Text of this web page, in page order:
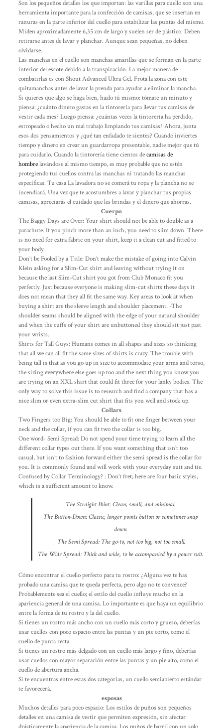
Son los pequeños detalles los que importan: las varillas para cuello son una
herramienta importante para la confección de camisas, que se insertan en
ranuras en la parte inferior del cuello para estabilizar las puntas del mismo.
Miden aproximadamente 6,35 cm de largo y suelen ser de plástico. Deben
retirarse antes de lavar y planchar. Aunque sean pequeñas, no deben
olvidarse.
Las manchas en el cuello son manchas amarillas que se forman en la parte
interior del escote debido a la transpiración. La mejor manera de
combatirlas es con Shout Advanced Ultra Gel. Frota la zona con este
quitamanchas antes de lavar la prenda para ayudar a eliminar la mancha.
Si quieres que algo se haga bien, hazlo tú mismo: tómate un minuto y
piensa: ¿cuánto dinero gastas en la tintorería para llevar tus camisas de
vestir cada mes? Luego piensa: ¿cuántas veces la tintorería ha perdido,
estropeado o hecho un mal trabajo limpiando tus camisas? Ahora, junta
esos dos pensamientos y ¿qué tan enfadado te sientes? Cuando inviertes
tiempo y dinero en crear un guardarropa presentable, nadie mejor que tú
para cuidarlo. Cuando la tintorería tiene cientos decamisas de
hombrelavándose al mismo tiempo, es muy probable que no estén
protegiendo tus cuellos contra las manchas ni tratando las manchas
específicas. Tu casa La lavadora no se comerá tu ropa y la plancha no se
incendiará. Una vez que te acostumbres a lavar y planchar tus propias
camisas, apreciarás el cuidado que les brindas y el dinero que ahorras.
Cuerpo
The Baggy Days are Over: Your shirt should not be able to double as a
parachute. If you pinch more than an inch, you need to slim down. There
is no need for extra fabric on your shirt, keep it a clean cut and fitted to
your body.
Don’t be Fooled by a Title: Don’t make the mistake of going into Calvin
Klein asking for a Slim-Cut shirt and leaving without trying it on
because the last Slim-Cut shirt you got from Club Monaco fit you
perfectly. Just because everyone is making slim-cut shirts these days it
does not mean that they all fit the same way. Key areas to look at when
buying a shirt are the sleeve length and shoulder placement. -The
shoulder seams should be aligned with the edge of your natural shoulder
and when the cuffs of your shirt are unbuttoned they should sit just past
your wrists.
Shirts for Tall Guys: Humans comes in all shapes and sizes so thinking
that all we can all fit the same sizes of shirts is crazy. The trouble with
being tall is that as you go up in size to accommodate your arms and torso,
the sizing everywhere else goes up too and the next thing you know you
are trying on an XXL shirt that could fit three for your lanky bodies. The
only way to solve this issue is to research and find a company that has a
nice slim or even extra-slim cut shirt that fits you well and stock up.
Collars
Two Fingers too Big: You should be able to fit one finger between your
neck and the collar, if you can fit two the collar is too big.
One word- Semi Spread: Do not spend your time trying to learn all the
different collar types out there. If you want something that isn’t too
casual, but isn’t to fashion forward either the semi spread is the collar for
you. It is commonly found and will work with your everyday suit and tie.
Confused by Collar Terminology? : Don’t fret; here are four basic styles,
which is a sufficient amount to know.
The Straight Point: Clean, small, and minimal.
The Button-Down: Classic, longer points button or sometimes snap
down.
The Semi Spread: The go-to, not too big, not too small.
The Wide Spread: Thick and wide, to be accompanied by a power suit.
Cómo encontrar el cuello perfecto para tu rostro: ¿Alguna vez te has
probado una camisa que te queda perfecta, pero algo no te convence?
Probablemente sea el cuello; el estilo del cuello influye mucho en la
apariencia general de una camisa. Lo importante es que haya un equilibrio
entre la forma de tu rostro y la del cuello.
Si tienes un rostro más ancho con un cuello más corto y grueso, deberías
usar cuellos con poco espacio entre las puntas y un pie corto, como el
cuello de punta recta.
Si tienes un rostro más delgado con un cuello más largo y fino, deberías
usar cuellos con mayor separación entre las puntas y un pie alto, como el
cuello de abertura ancha.
Si te encuentras entre estas dos categorías, un cuello semiabierto estándar
te favorecerá.
esposas
Muchos detalles para poco espacio: Los estilos de puños son pequeños
detalles en una camisa de vestir que permiten expresión, sin afectar